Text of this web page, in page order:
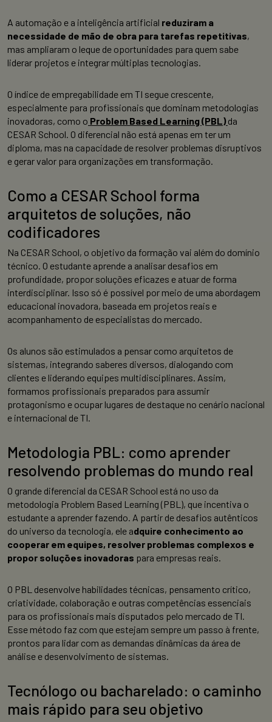
A automação e a inteligência artificial reduziram a
necessidade de mão de obra para tarefas repetitivas,
mas ampliaram o leque de oportunidades para quem sabe
liderar projetos e integrar múltiplas tecnologias.
O índice de empregabilidade em TI segue crescente,
especialmente para profissionais que dominam metodologias
inovadoras, como o Problem Based Learning (PBL)da
CESAR School. O diferencial não está apenas em ter um
diploma, mas na capacidade de resolver problemas disruptivos
e gerar valor para organizações em transformação.
Como a CESAR School forma
arquitetos de soluções, não
codificadores
Na CESAR School, o objetivo da formação vai além do domínio
técnico. O estudante aprende a analisar desafios em
profundidade, propor soluções eficazes e atuar de forma
interdisciplinar. Isso só é possível por meio de uma abordagem
educacional inovadora, baseada em projetos reais e
acompanhamento de especialistas do mercado.
Os alunos são estimulados a pensar como arquitetos de
sistemas, integrando saberes diversos, dialogando com
clientes e liderando equipes multidisciplinares. Assim,
formamos profissionais preparados para assumir
protagonismo e ocupar lugares de destaque no cenário nacional
e internacional de TI.
Metodologia PBL: como aprender
resolvendo problemas do mundo real
O grande diferencial da CESAR School está no uso da
metodologia Problem Based Learning (PBL), que incentiva o
estudante a aprender fazendo. A partir de desafios autênticos
do universo da tecnologia, ele adquire conhecimento ao
cooperar em equipes, resolver problemas complexos e
propor soluções inovadoras para empresas reais.
O PBL desenvolve habilidades técnicas, pensamento crítico,
criatividade, colaboração e outras competências essenciais
para os profissionais mais disputados pelo mercado de TI.
Esse método faz com que estejam sempre um passo à frente,
prontos para lidar com as demandas dinâmicas da área de
análise e desenvolvimento de sistemas.
Tecnólogo ou bacharelado: o caminho
mais rápido para seu objetivo